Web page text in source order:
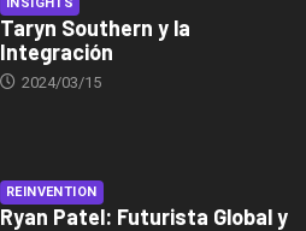
Taryn Southern y la
Integración
2024/03/15
REINVENTION
Ryan Patel: Futurista Global y